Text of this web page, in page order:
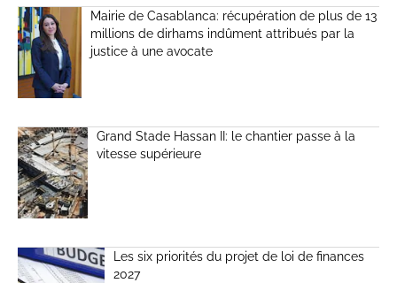
Mairie de Casablanca: récupération de plus de 13
millions de dirhams indûment attribués par la
justice à une avocate
Grand Stade Hassan II: le chantier passe à la
vitesse supérieure
Les six priorités du projet de loi de finances
2027